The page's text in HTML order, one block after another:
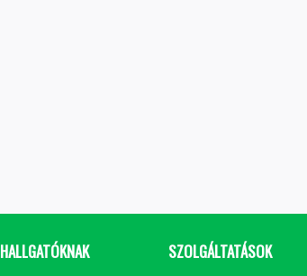
HALLGATÓKNAK SZOLGÁLTATÁSOK